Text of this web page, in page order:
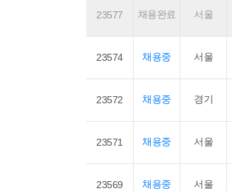
23577 채용완료 서울
23574 채용중 서울
23572 채용중 경기
23571 채용중 서울
23569 채용중 서울